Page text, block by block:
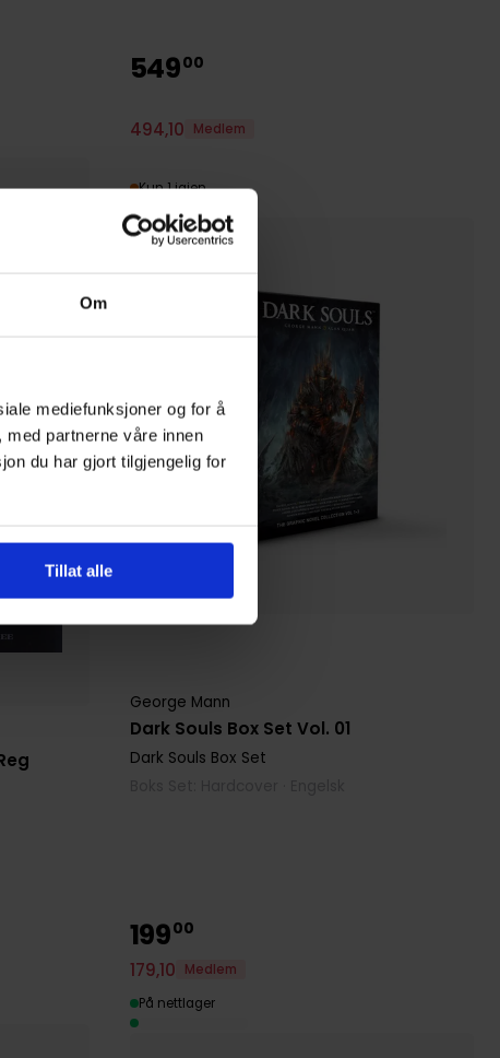
Om
mediefunksjoner og for å
partnerne våre innen
du har gjort tilgjengelig for
Tillat alle
Dark Souls Box Set Vol. 01
George Mann
Dark Souls Box Set
54900
494,10 Medlem
Kun 1 igjen
19900
179,10
Medlem
På nettlager